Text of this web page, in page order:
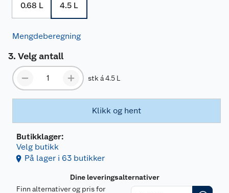
0.68 L 4.5 L
Mengdeberegning
Velg antall
stk á 4.5 L
Klikk og hent
Butikklager:
Velg butikk
På lager i 63 butikker
Dine leveringsalternativer
Finn alternativer og pris for